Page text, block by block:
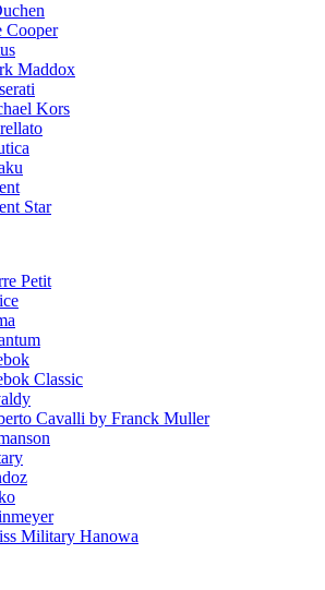
Cooper
Maddox
Kors
Star
Petit
Classic
Cavalli by Franck Muller
Military Hanowa